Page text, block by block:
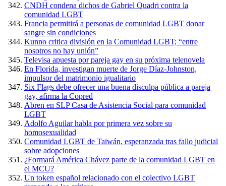
CNDH condena dichos de Gabriel Quadri contra la
comunidad LGBT
Francia permitirá a personas de comunidad LGBT donar
sangre sin condiciones
Kunno critica división en la Comunidad LGBT; “entre
nosotros no hay unión”
Televisa apuesta por pareja gay en su próxima telenovela
En Florida, investigan muerte de Jorge Díaz-Johnston,
impulsor del matrimonio igualitario
Six Flags debe ofrecer una buena disculpa pública a pareja
gay, afirma la Copred
Abren en SLP Casa de Asistencia Social para comunidad
LGBT
Adolfo Aguilar habla por primera vez sobre su
homosexualidad
Comunidad LGBT de Taiwán, esperanzada tras fallo judicial
sobre adopciones
¿Formará América Chávez parte de la comunidad LGBT en
el MCU?
Un token español relacionado con el colectivo LGBT